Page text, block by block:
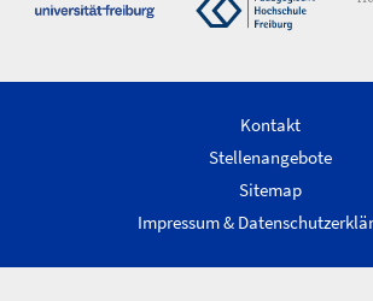
Kontakt
Stellenangebote
Sitemap
Impressum &